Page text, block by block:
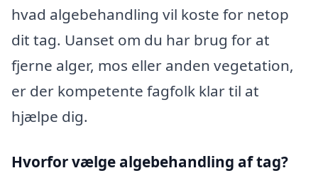
hvad algebehandling vil koste for netop
dit tag. Uanset om du har brug for at
fjerne alger, mos eller anden vegetation,
er der kompetente fagfolk klar til at
hjælpe dig.
Hvorfor vælge algebehandling af tag?